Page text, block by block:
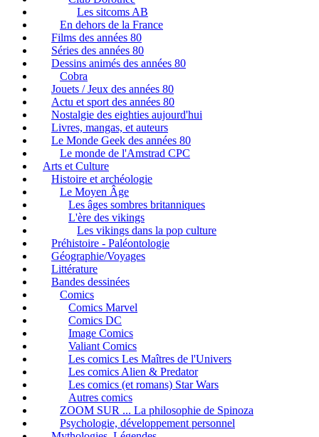
Les sitcoms AB
En dehors de la France
Films des années 80
Séries des années 80
Dessins animés des années 80
Cobra
Jouets / Jeux des années 80
Actu et sport des années 80
Nostalgie des eighties aujourd'hui
Livres, mangas, et auteurs
Le Monde Geek des années 80
Le monde de l'Amstrad CPC
Arts et Culture
Histoire et archéologie
Le Moyen Âge
Les âges sombres britanniques
L'ère des vikings
Les vikings dans la pop culture
Préhistoire - Paléontologie
Géographie/Voyages
Littérature
Bandes dessinées
Comics
Comics Marvel
Comics DC
Image Comics
Valiant Comics
Les comics Les Maîtres de l'Univers
Les comics Alien & Predator
Les comics (et romans) Star Wars
Autres comics
ZOOM SUR ... La philosophie de Spinoza
Psychologie, développement personnel